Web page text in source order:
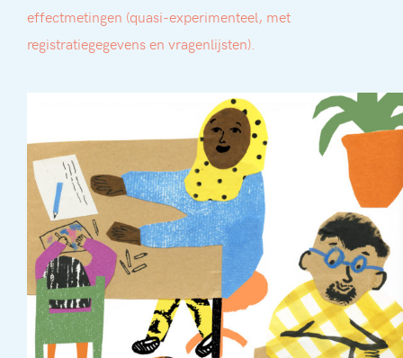
effectmetingen (quasi-experimenteel, met
registratiegegevens en vragenlijsten).